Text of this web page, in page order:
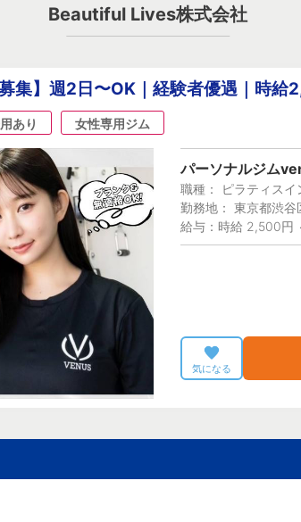
Beautiful Lives株式会社
集】週2日〜OK｜経験者優遇｜時
あり 女性専用ジム
パーソナルジム
職種： ピラティスイ
勤務地： 東京都渋谷
給与：時給 2,500円
気になる